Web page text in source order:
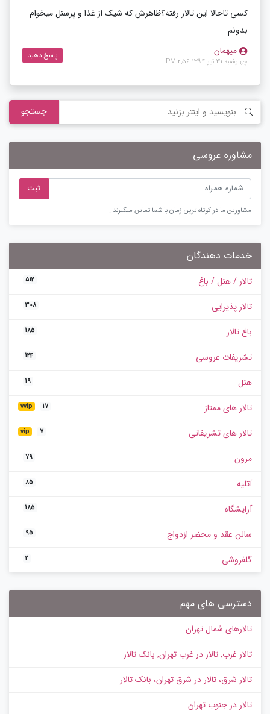
کسی تاحالا این تالار رفته؟ظاهرش که شیک از غذا و پرسنل میخوام
بدونم
میهمان
چهارشنبه 31 تیر 1394 2:56 PM
پاسخ دهید
جستجو
مشاوره عروسی
ثبت
مشاورین ما در کوتاه ترین زمان با شما تماس میگیرند .
خدمات دهندگان
تالار / هتل / باغ 512
تالار پذیرایی 308
باغ تالار 185
تشریفات عروسی 124
هتل 19
تالار های ممتاز vvip 17
تالار های تشریفاتی vip 7
مزون 79
آتلیه 85
آرایشگاه 185
سالن عقد و محضر ازدواج 95
گلفروشی 2
دسترسی های مهم
تالارهای شمال تهران
تالار غرب, تالار در غرب تهران, بانک تالار
تالار شرق، تالار در شرق تهران، بانک تالار
تالار در جنوب تهران